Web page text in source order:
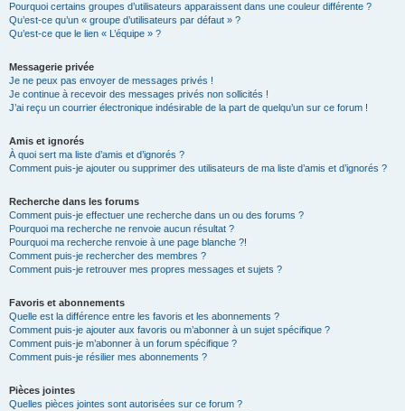
Pourquoi certains groupes d’utilisateurs apparaissent dans une couleur différente ?
Qu’est-ce qu’un « groupe d’utilisateurs par défaut » ?
Qu’est-ce que le lien « L’équipe » ?
Messagerie privée
Je ne peux pas envoyer de messages privés !
Je continue à recevoir des messages privés non sollicités !
J’ai reçu un courrier électronique indésirable de la part de quelqu’un sur ce forum !
Amis et ignorés
À quoi sert ma liste d’amis et d’ignorés ?
Comment puis-je ajouter ou supprimer des utilisateurs de ma liste d’amis et d’ignorés ?
Recherche dans les forums
Comment puis-je effectuer une recherche dans un ou des forums ?
Pourquoi ma recherche ne renvoie aucun résultat ?
Pourquoi ma recherche renvoie à une page blanche ?!
Comment puis-je rechercher des membres ?
Comment puis-je retrouver mes propres messages et sujets ?
Favoris et abonnements
Quelle est la différence entre les favoris et les abonnements ?
Comment puis-je ajouter aux favoris ou m’abonner à un sujet spécifique ?
Comment puis-je m’abonner à un forum spécifique ?
Comment puis-je résilier mes abonnements ?
Pièces jointes
Quelles pièces jointes sont autorisées sur ce forum ?